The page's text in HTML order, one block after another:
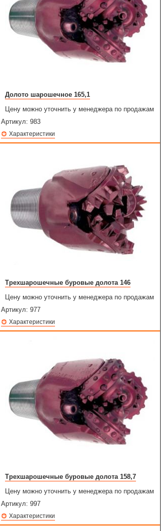
Долото шарошечное 165,1
Цену можно уточнить у менеджера по продажам
Артикул: 983
Характеристики
Трехшарошечные буровые долота 146
Цену можно уточнить у менеджера по продажам
Артикул: 977
Характеристики
Трехшарошечные буровые долота 158,7
Цену можно уточнить у менеджера по продажам
Артикул: 997
Характеристики